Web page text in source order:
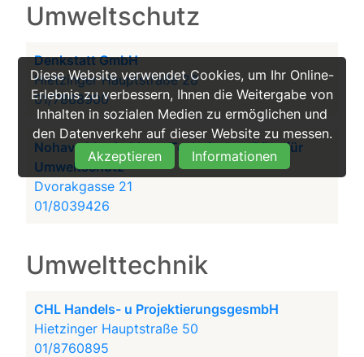
Diese Website verwendet Cookies, um Ihr Online-
Erlebnis zu verbessern, Ihnen die Weitergabe von
Inhalten in sozialen Medien zu ermöglichen und
den Datenverkehr auf dieser Website zu messen.
Akzeptieren
Informationen
Umweltschutz
Denkstatt GmbH
Hietzinger Hauptstraße 28
01/7868900
Nohava Martin Mag - Technisches Büro für
Umweltschutz
Dvorakgasse 21
01/8039426
Umwelttechnik
CHL Handels- u ProjektierungsgesmbH
Hietzinger Hauptstraße 50
01/8760895